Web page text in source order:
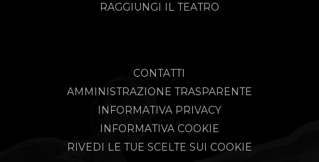
RAGGIUNGI IL TEATRO
CONTATTI
AMMINISTRAZIONE TRASPARENTE
INFORMATIVA PRIVACY
INFORMATIVA COOKIE
RIVEDI LE TUE SCELTE SUI COOKIE